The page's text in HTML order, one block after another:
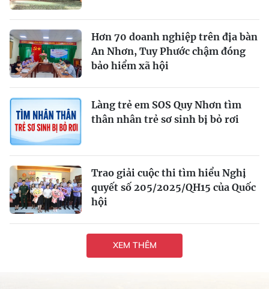
Hơn 70 doanh nghiệp trên địa bàn
An Nhơn, Tuy Phước chậm đóng
bảo hiểm xã hội
Làng trẻ em SOS Quy Nhơn tìm
thân nhân trẻ sơ sinh bị bỏ rơi
Trao giải cuộc thi tìm hiểu Nghị
quyết số 205/2025/QH15 của Quốc
hội
XEM THÊM